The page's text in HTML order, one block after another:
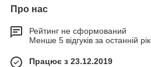
Про нас
Рейтинг не сформований
Менше 5 відгуків за останній рік
Працює з 23.12.2019